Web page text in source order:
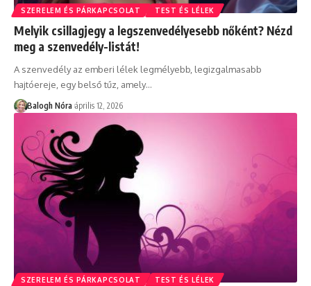
SZERELEM ÉS PÁRKAPCSOLAT TEST ÉS LÉLEK
Melyik csillagjegy a legszenvedélyesebb nőként? Nézd
meg a szenvedély-listát!
A szenvedély az emberi lélek legmélyebb, legizgalmasabb
hajtóereje, egy belső tűz, amely…
Balogh Nóra április 12, 2026
SZERELEM ÉS PÁRKAPCSOLAT TEST ÉS LÉLEK